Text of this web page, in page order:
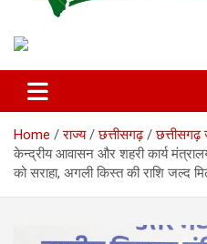
Hindustan
Home राज्य छत्तीसगढ़
केन्द्रीय आवासन और शहरी कार्य
को सराहा, अगली किस्त की राशि जल्द